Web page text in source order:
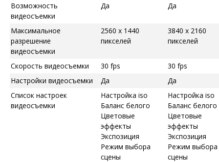
Возможность
видеосъемки
Да Да
Максимальное
разрешение
видеосъемки
2560 x 1440
пикселей
3840 x 2160
пикселей
Скорость видеосъемки 30 fps
30 fps
Настройки видеосъемки
Да
Да
Список настроек
видеосъемки
Настройка iso
Баланс белого
Цветовые
эффекты
Экспозиция
Режим выбора
сцены
Настройка iso
Баланс белого
Цветовые
эффекты
Экспозиция
Режим выбора
сцены